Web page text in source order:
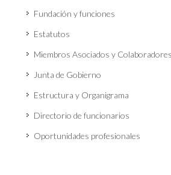
Fundación y funciones
Estatutos
Miembros Asociados y Colaboradores
Junta de Gobierno
Estructura y Organigrama
Directorio de funcionarios
Oportunidades profesionales